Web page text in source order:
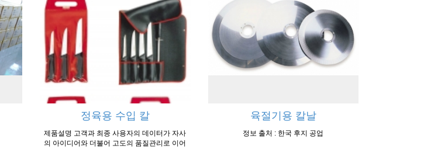
정육용 수입 칼
제품설명 고객과 최종 사용자의 데이터가 자사
의 아이디어와 더불어 고도의 품질관리로 이어
육절기용 칼날
정보 출처 : 한국 후지 공업